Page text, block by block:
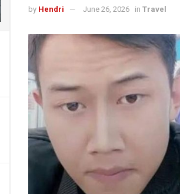
by Hendri June 26, 2026 in Travel